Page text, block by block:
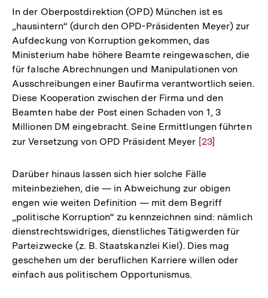
der
Fußnote
In der Oberpostdirektion (OPD) München ist es
„hausintern“ (durch den OPD-Präsidenten Meyer) zur
Aufdeckung von Korruption gekommen, das
Ministerium habe höhere Beamte reingewaschen, die
für falsche Abrechnungen und Manipulationen von
Ausschreibungen einer Baufirma verantwortlich seien.
Diese Kooperation zwischen der Firma und den
Beamten habe der Post einen Schaden von 1, 3
Millionen DM eingebracht. Seine Ermittlungen führten
zur Versetzung von OPD Präsident Meyer Zur
der
Fußnote
[23]
Darüber hinaus lassen sich hier solche Fälle
miteinbeziehen, die — in Abweichung zur obigen
engen wie weiten Definition — mit dem Begriff
„politische Korruption“ zu kennzeichnen sind: nämlich
dienstrechtswidriges, dienstliches Tätigwerden für
Parteizwecke (z. B. Staatskanzlei Kiel). Dies mag
geschehen um der beruflichen Karriere willen oder
einfach aus politischem Opportunismus.